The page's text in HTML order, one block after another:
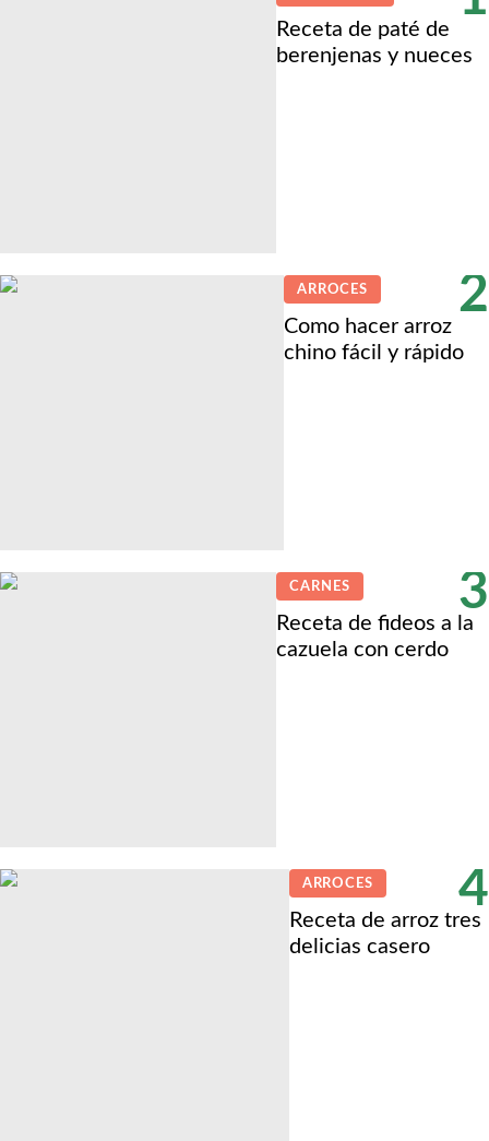
Receta de paté de
berenjenas y nueces
2
ARROCES
Como hacer arroz
chino fácil y rápido
3
CARNES
Receta de fideos a la
cazuela con cerdo
4
ARROCES
Receta de arroz tres
delicias casero